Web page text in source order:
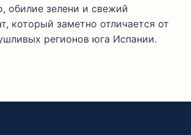
обилие зелени и свежий
который заметно отличается от
регионов юга Испании.